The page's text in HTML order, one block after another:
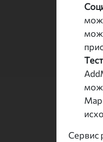
Сервис